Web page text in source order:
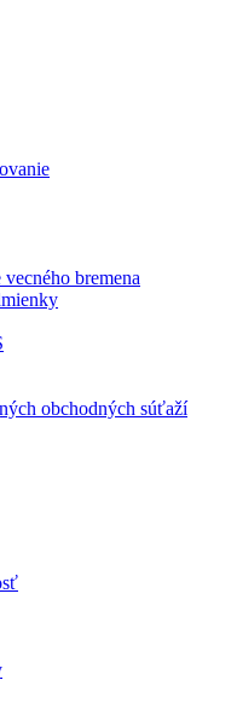
bremena
obchodných súťaží